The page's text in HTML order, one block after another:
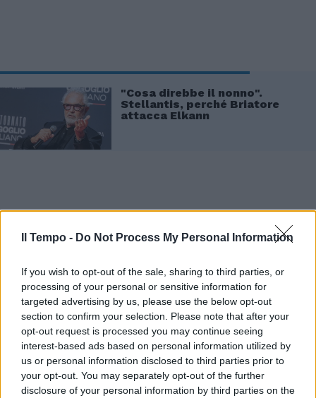
Il Tempo - Do Not Process My Personal Information
If you wish to opt-out of the sale, sharing to third parties, or
processing of your personal or sensitive information for
targeted advertising by us, please use the below opt-out
section to confirm your selection. Please note that after your
opt-out request is processed you may continue seeing
interest-based ads based on personal information utilized by
us or personal information disclosed to third parties prior to
your opt-out. You may separately opt-out of the further
disclosure of your personal information by third parties on the
"Cosa direbbe il nonno".
Stellantis, perché Briatore
attacca Elkann